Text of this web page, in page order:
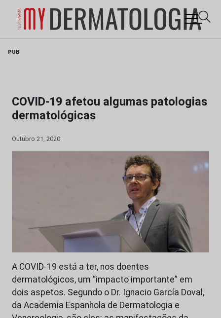
PUB
COVID-19 afetou algumas patologias
dermatológicas
Outubro 21, 2020
A COVID-19 está a ter, nos doentes
dermatológicos, um “impacto importante” em
dois aspetos. Segundo o Dr. Ignacio García Doval,
da Academia Espanhola de Dermatologia e